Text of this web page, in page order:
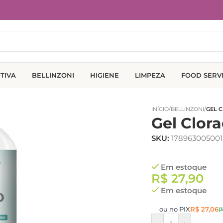
BELLINZONI HIGIENE LIMPEZA FOOD
INÍCIO/BELLINZONI/GEL
Gel
SKU:
Em estoque
R$27,90
Em estoque
ou no PIXR$27,06